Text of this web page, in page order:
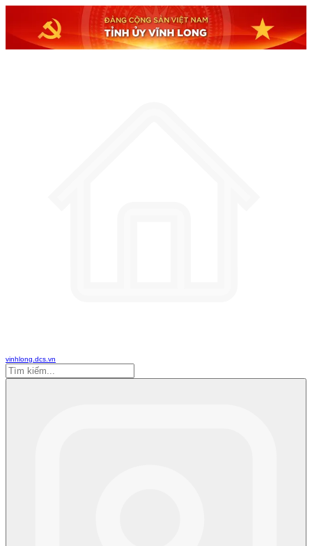
vinhlong.dcs.vn